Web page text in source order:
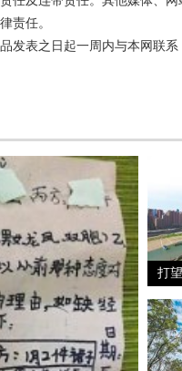
责任。
发表之日起一周内与本网联
打